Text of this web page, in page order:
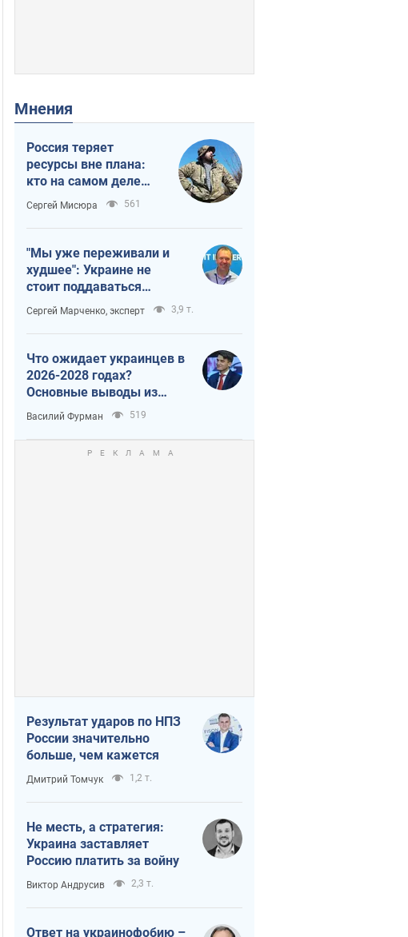
Мнения
Россия теряет
ресурсы вне плана:
кто на самом деле
диктует темп войны
Сергей Мисюра 561
"Мы уже переживали и
худшее": Украине не
стоит поддаваться
отчаянию из-за
ракетного террора
Сергей Марченко, эксперт 3,9 т.
Что ожидает украинцев в
2026-2028 годах?
Основные выводы из
новых прогнозов от НБУ
Василий Фурман 519
Результат ударов по НПЗ
России значительно
больше, чем кажется
Дмитрий Томчук 1,2 т.
Не месть, а стратегия:
Украина заставляет
Россию платить за войну
Виктор Андрусив 2,3 т.
Ответ на украинофобию –